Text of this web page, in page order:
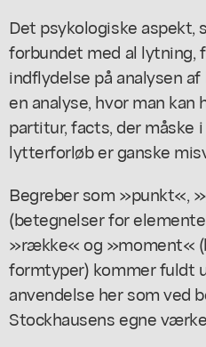
Det psykologiske aspekt,
forbundet med al
indflydelse på analysen
en analyse, hvor man
partitur, facts, der måske
lytterforløb er ganske
Begreber som »punkt«,
(betegnelser for
»række« og »moment«
formtyper) kommer fuldt
anvendelse her som ved
Stockhausens egne